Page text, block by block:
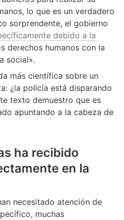
lo que es un verdadero
sorprendente, el gobierno
debido a la
derechos humanos con la
social».
más científica sobre un
¿la policía está disparando
texto demuestro que es
apuntando a la cabeza de
ha recibido
en la
necesitado atención de
muchas